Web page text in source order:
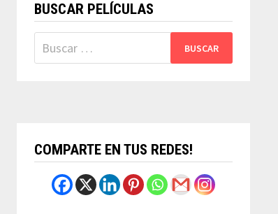
BUSCAR PELÍCULAS
Buscar:
COMPARTE EN TUS REDES!